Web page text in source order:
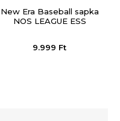
New Era Baseball sapka
NOS LEAGUE ESS
9.999 Ft